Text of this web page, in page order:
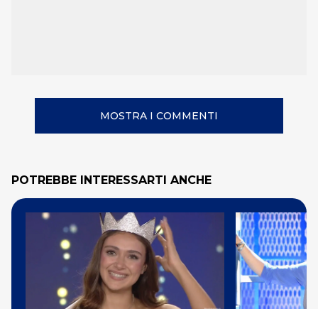
MOSTRA I COMMENTI
POTREBBE INTERESSARTI ANCHE